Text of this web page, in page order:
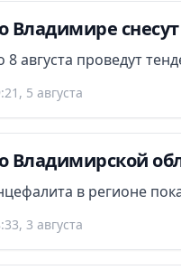
Владимире
8 августа проведут
5 августа
Владимирской
в регионе
3 августа